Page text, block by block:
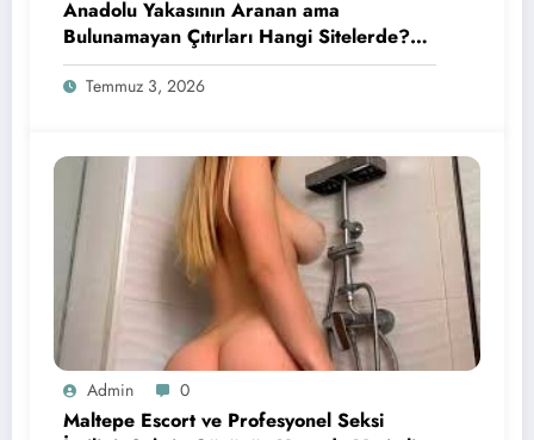
Anadolu Yakasının Aranan ama
Bulunamayan Çıtırları Hangi Sitelerde?
İçin Pratik Bilgiler
Temmuz 3, 2026
Admin 0
Maltepe Escort ve Profesyonel Seksi